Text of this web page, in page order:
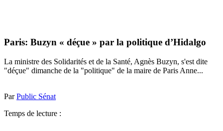
Paris: Buzyn « déçue » par la politique d’Hidalgo
La ministre des Solidarités et de la Santé, Agnès Buzyn, s'est dite
"déçue" dimanche de la "politique" de la maire de Paris Anne...
ParPublic Sénat
Temps de lecture :